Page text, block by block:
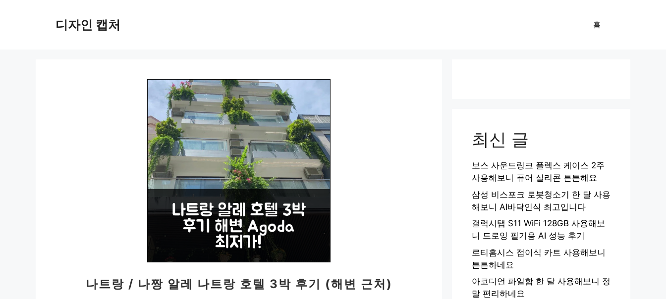
디자인 캡처 홈
나트랑 / 나짱 알레 나트랑 호텔 3박 후기 (해변 근처)
최신 글
보스 사운드링크 플렉스 케이스 2주
사용해보니 퓨어 실리콘 튼튼해요
삼성 비스포크 로봇청소기 한 달 사용
해보니 AI바닥인식 최고입니다
갤럭시탭 S11 WiFi 128GB 사용해보
니 드로잉 필기용 AI 성능 후기
로티홈시스 접이식 카트 사용해보니
튼튼하네요
아코디언 파일함 한 달 사용해보니 정
말 편리하네요